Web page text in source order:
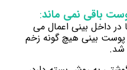
باقی نمی ماند:
داخل بینی اعمال می
بینی هیچ گونه زخم
شد.